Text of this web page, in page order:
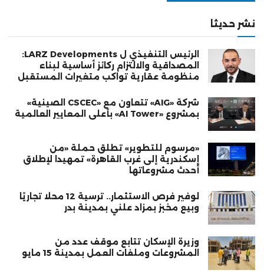
نشر حديثا
الرئيس التنفيذي ل LARZ Developments:
المصداقية والالتزام ركائز أساسية لبناء
منظومة عقارية تواكب متغيرات المستقبل
شركة «AIG» تتعاون مع «CSCEC الصينية»
بمشروع «AI Tower» بأعلى المعايير العالمية
«مرسوم للتطوير» تطلق حملة «من
إسكندرية إلى غرب القاهرة» تمهيدا لإطلاق
أحدث مشروعاتها
لوفير فرص الاستثمار.. ترسية 12 محلًا تجاريًا
وبيع مخبز بمزاد علني بمدينة بدر
وزيرة الإسكان تتابع موقف عدد من
المشروعات وملفات العمل بمدينة 15 مايو